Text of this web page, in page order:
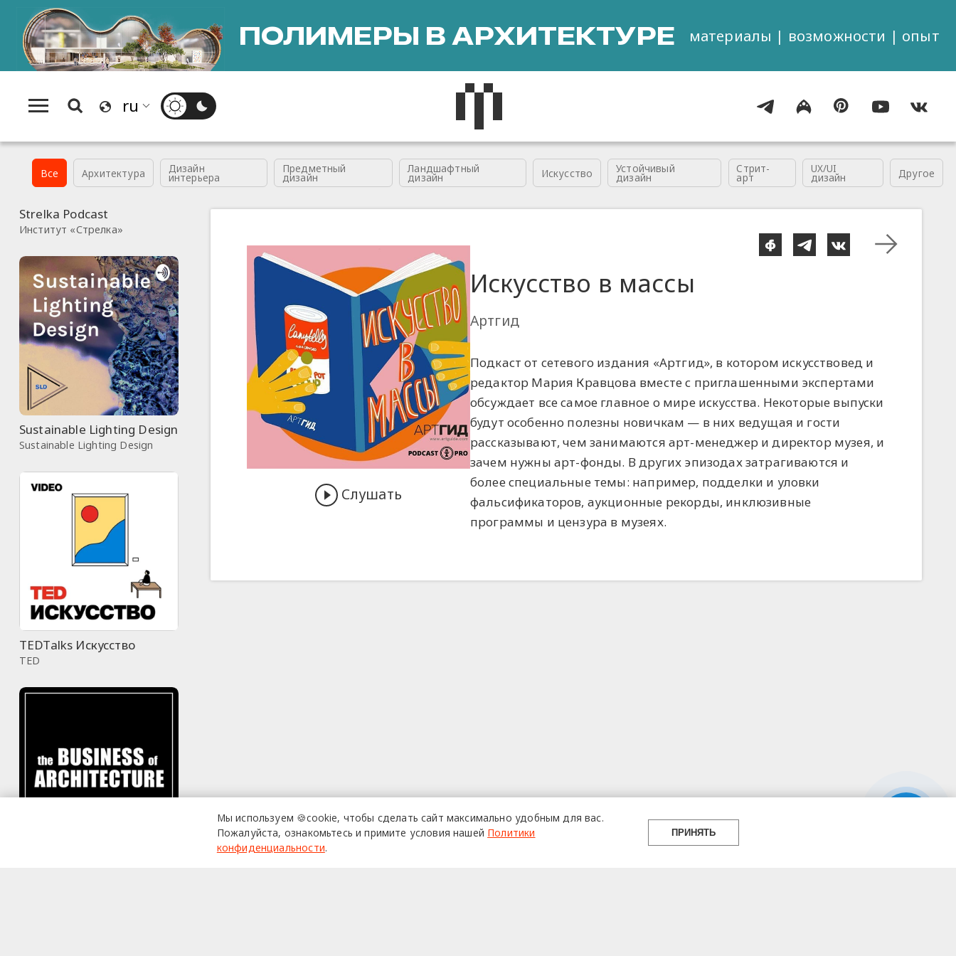
ПОЛИМЕРЫ В АРХИТЕКТУРЕ материалы | возможности | опыт
Все Архитектура Дизайн
интерьера
Предметный
дизайн
Ландшафтный
дизайн Искусство Устойчивый
дизайн
Стрит-
арт
UX/UI
дизайн Другое
Splatrs
Strelka Podcast
Институт «Стрелка»
Sustainable Lighting Design
Sustainable Lighting Design
TEDTalks Искусство
TED
Слушать
Искусство в массы
Артгид
Подкаст от сетевого издания «Артгид», в котором искусствовед и
редактор Мария Кравцова вместе с приглашенными экспертами
обсуждает все самое главное о мире искусства. Некоторые выпуски
будут особенно полезны новичкам — в них ведущая и гости
рассказывают, чем занимаются арт-менеджер и директор музея, и
зачем нужны арт-фонды. В других эпизодах затрагиваются и
более специальные темы: например, подделки и уловки
фальсификаторов, аукционные рекорды, инклюзивные
программы и цензура в музеях.
Мы используем 🍪cookie, чтобы сделать сайт максимально удобным для вас.
Пожалуйста, ознакомьтесь и примите условия нашей Политики
конфиденциальности.
ПРИНЯТЬ